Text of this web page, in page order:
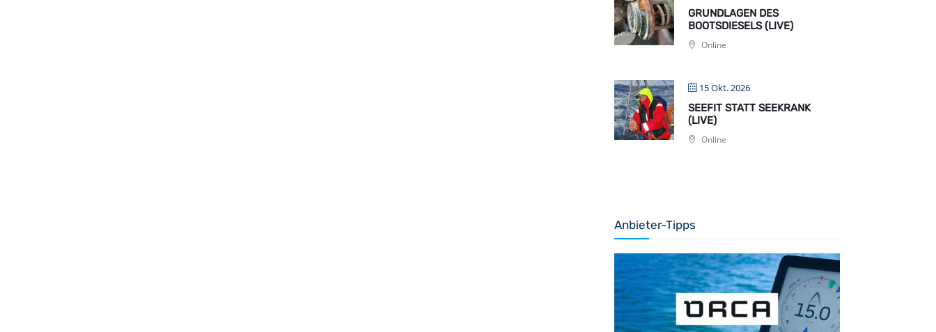
GRUNDLAGEN DES
BOOTSDIESELS (LIVE)
Online
15 Okt. 2026
SEEFIT STATT SEEKRANK
(LIVE)
Online
Anbieter-Tipps